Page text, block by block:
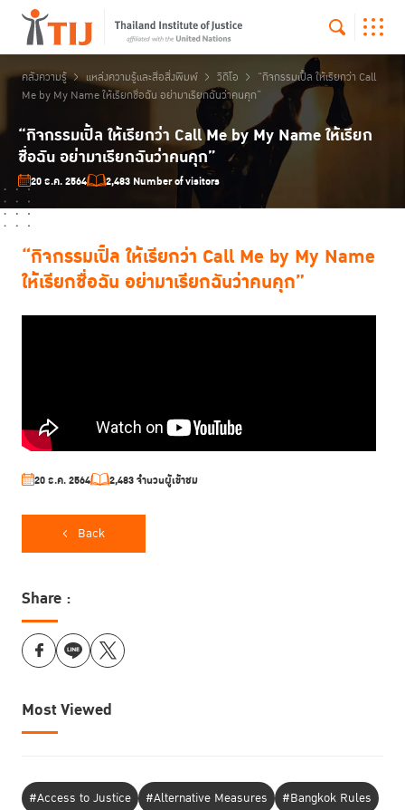
คลังความรู้ แหล่งความรู้และสื่อสิ่งพิมพ์ วิดีโอ
“กิจกรรมเปิ้ล ให้เรียกว่า Call
Me by My Name ให้เรียกชื่อฉัน อย่ามาเรียกฉันว่าคนคุก”
“กิจกรรมเปิ้ล ให้เรียกว่า Call Me by My Name ให้เรียก
ชื่อฉัน อย่ามาเรียกฉันว่าคนคุก”
20 ธ.ค. 2564 2,483 Number of visitors
“กิจกรรมเปิ้ล ให้เรียกว่า Call Me by My Name
ให้เรียกชื่อฉัน อย่ามาเรียกฉันว่าคนคุก”
20 ธ.ค. 2564 2,483 จำนวนผู้เข้าชม
Back
Share :
Most Viewed
#Access to Justice #Alternative Measures
#Bangkok Rules